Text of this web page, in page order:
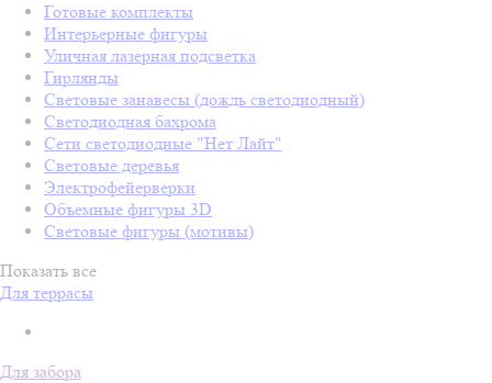
Готовые комплекты
Интерьерные фигуры
Уличная лазерная подсветка
Гирлянды
Световые занавесы (дождь светодиодный)
Светодиодная бахрома
Сети светодиодные "Нет Лайт"
Световые деревья
Электрофейерверки
Объемные фигуры 3D
Световые фигуры (мотивы)
Показать все
Для террасы
Для забора